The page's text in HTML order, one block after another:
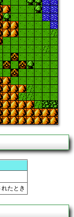
たとき